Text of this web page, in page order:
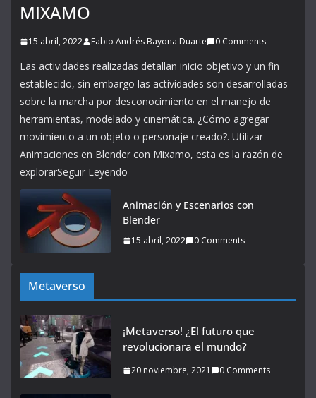
MIXAMO
15 abril, 2022 Fabio Andrés Bayona Duarte 0 Comments
Las actividades realizadas detallan inicio objetivo y un fin
establecido, sin embargo las actividades son desarrolladas
sobre la marcha por desconocimiento en el manejo de
herramientas, modelado y cinemática. ¿Cómo agregar
movimiento a un objeto o personaje creado?. Utilizar
Animaciones en Blender con Mixamo, esta es la razón de
explorarSeguir Leyendo
Animación y Escenarios con
Blender
15 abril, 2022 0 Comments
Metaverso
¡Metaverso! ¿El futuro que
revolucionara el mundo?
20 noviembre, 2021 0 Comments